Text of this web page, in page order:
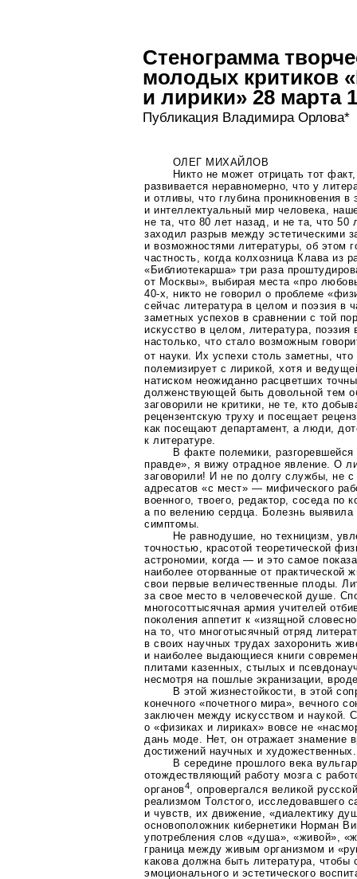
Стенограмма
молодых критиков
и лирики» 28 марта
Публикация Владимира Орлова*
ОЛЕГ МИХАЙЛОВ
Никто не может отрицать тот
развивается неравномерно, что у
и отливы, что глубина проникновения в
и интеллектуальный мир человека,
не та, что 80 лет назад, и не та, что 50
заходил разрыв между эстетическими
и возможностями литературы, об этом
частность, когда колхозница Клава из
«Библиотекарша» три раза
от Москвы», выбирая места «про
40-х, никто не говорил о проблеме
сейчас литература в целом и поэзия в
заметных успехов в сравнении с той
искусство в целом, литература, поэзия
настолько, что стало возможным
от науки. Их успехи столь заметны,
полемизирует с лирикой, хотя и
натиском неожиданно расцветших
долженствующей быть довольной тем
заговорили не критики, не те, кто
рецензентскую труху и посещает
как посещают департамент, а люди,
к литературе.
В факте полемики,
правде», я вижу отрадное явление. О
заговорили! И не по долгу службы, не
адресатов «с мест» — мифического
военного, твоего, редактор, соседа по
а по велению сердца. Болезнь выявила
симптомы.
Не равнодушие, но техницизм,
точностью, красотой теоретической
астрономии, когда — и это самое
наиболее оторванные от практической
свои первые величественные плоды.
за свое место в человеческой душе.
многосоттысячная армия учителей
поколения аппетит к «изящной
на то, что многотысячный отряд
в своих научных трудах захоронить
и наиболее выдающиеся книги
плитами казенных, стылых и
несмотря на пошлые экранизации,
В этой жизнестойкости, в этой
конечного «почетного мира», вечного
заключен между искусством и наукой.
о «физиках и лириках» вовсе не
дань моде. Нет, он отражает знамение
достижений научных и художественных.
В середине прошлого века
отождествляющий работу мозга с
органов4
, опровергался великой
реализмом Толстого, исследовавшего
и чувств, их движение, «диалектику
основоположник кибернетики Норман
употребления слов «душа», «живой»,
граница между живым организмом и
какова должна быть литература, чтобы
эмоционального и эстетического